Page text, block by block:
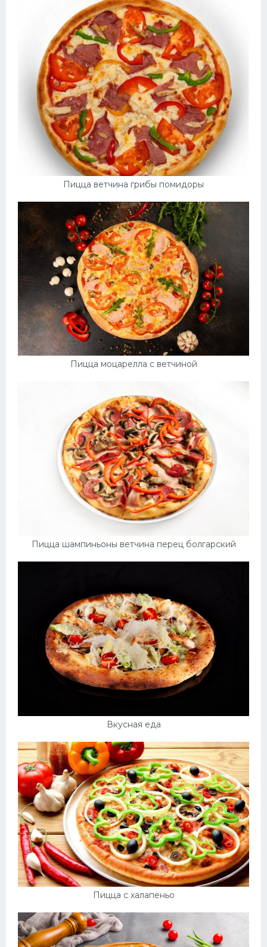
Пицца ветчина грибы помидоры
Пицца моцарелла с ветчиной
Пицца шампиньоны ветчина перец болгарский
Вкусная еда
Пицца с халапеньо